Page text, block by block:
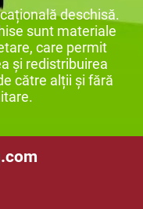
deschisă.
sunt materiale
care permit
și redistribuirea
către alții și fără